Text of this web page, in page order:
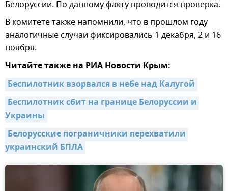
Белоруссии. По данному факту проводится проверка.
В комитете также напомнили, что в прошлом году
аналогичные случаи фиксировались 1 декабря, 2 и 16
ноября.
Читайте также на РИА Новости Крым:
Беспилотник взорвался в небе над Калугой
Беспилотник сбит на границе Белоруссии и
Украины
Белорусские пограничники перехватили
украинский БПЛА